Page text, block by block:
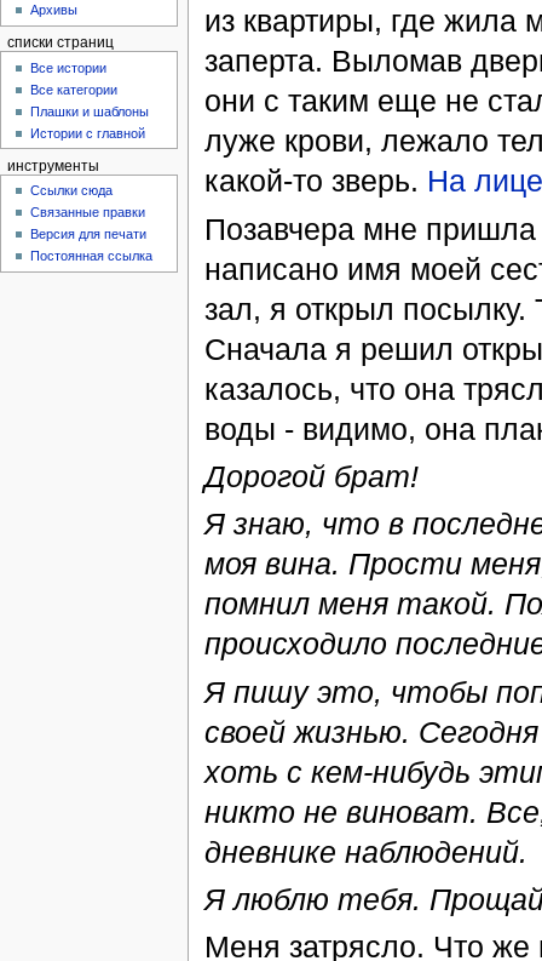
из квартиры, где жила
заперта. Выломав
они с таким еще не
луже крови, лежало
какой-то зверь. На
Позавчера мне
написано имя моей
зал, я открыл
Сначала я решил
казалось, что она
воды - видимо, она
Дорогой брат!
Я знаю, что в
моя вина. Прости
помнил меня такой.
происходило
Я пишу это, чтобы
своей жизнью.
хоть с кем-нибудь
никто не виноват.
дневнике наблюдений.
Я люблю тебя.
Меня затрясло. Что же
Архивы
списки страниц
Все истории
Все категории
Плашки и шаблоны
Истории с главной
инструменты
Ссылки сюда
Связанные правки
Версия для печати
Постоянная ссылка